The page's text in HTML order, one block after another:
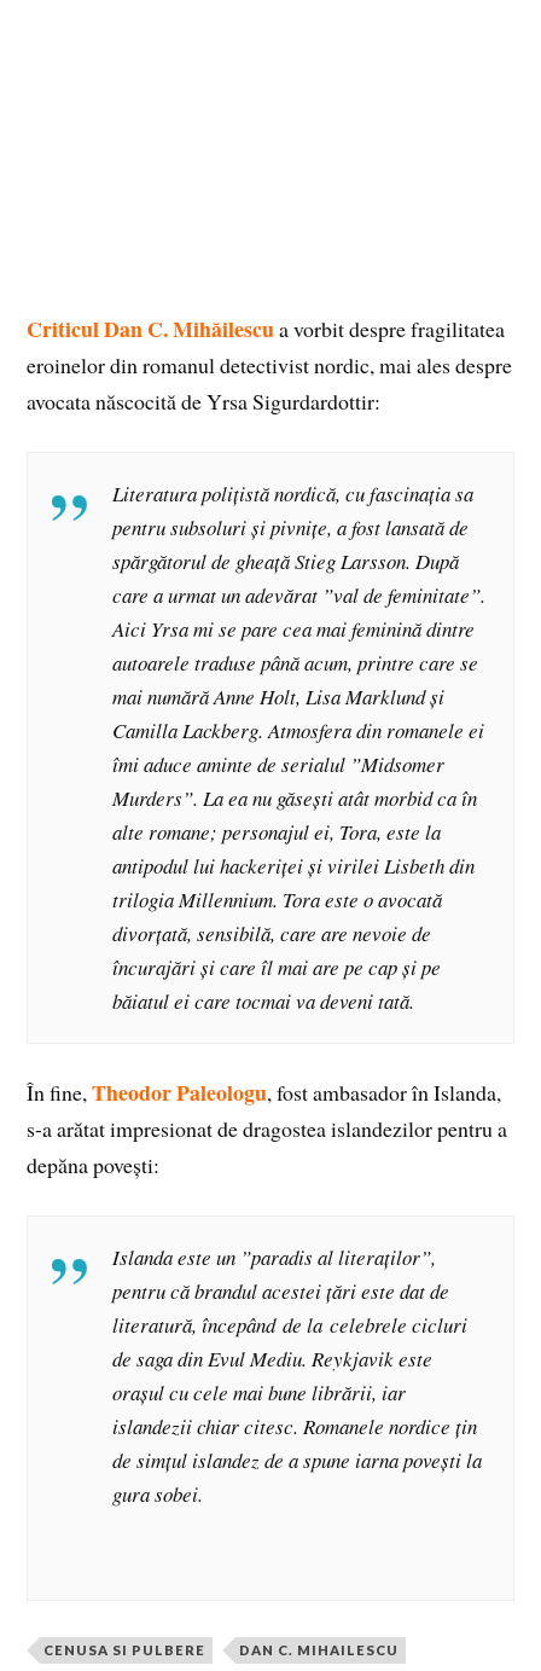
Criticul Dan C. Mihăilescua vorbit despre fragilitatea
eroinelor din romanul detectivist nordic, mai ales despre
avocata născocită de Yrsa Sigurdardottir:
Literatura polițistă nordică, cu fascinația sa
pentru subsoluri și pivnițe, a fost lansată de
spărgătorul de gheață Stieg Larsson. După
care a urmat un adevărat ”val de feminitate”.
Aici Yrsa mi se pare cea mai feminină dintre
autoarele traduse până acum, printre care se
mai numără Anne Holt, Lisa Marklund și
Camilla Lackberg. Atmosfera din romanele ei
îmi aduce aminte de serialul ”Midsomer
Murders”. La ea nu găsești atât morbid ca în
alte romane; personajul ei, Tora, este la
antipodul lui hackeriței și virilei Lisbeth din
trilogiaMillennium. Tora este o avocată
divorțată, sensibilă, care are nevoie de
încurajări și care îl mai are pe cap și pe
băiatul ei care tocmai va deveni tată.
În fine,Theodor Paleologu, fost ambasador în Islanda,
s-a arătat impresionat de dragostea islandezilor pentru a
depăna povești:
Islanda este un ”paradis al literaților”,
pentru că brandul acestei țări este dat de
literatură, începând de la celebrele cicluri
de saga din Evul Mediu. Reykjavik este
orașul cu cele mai bune librării, iar
islandezii chiar citesc. Romanele nordice țin
de simțul islandez de a spune iarna povești la
gura sobei.
CENUSA SI PULBERE DAN C. MIHAILESCU